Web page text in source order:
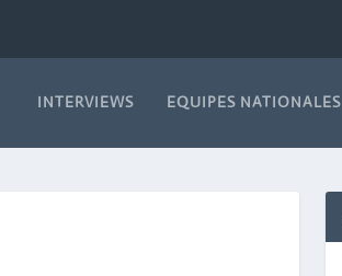
INTERVIEWS EQUIPES NATIONALES